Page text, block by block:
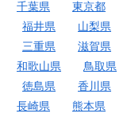
千葉県
東京都
福井県
山梨県
三重県
滋賀県
和歌山県
鳥取県
徳島県
香川県
長崎県
熊本県